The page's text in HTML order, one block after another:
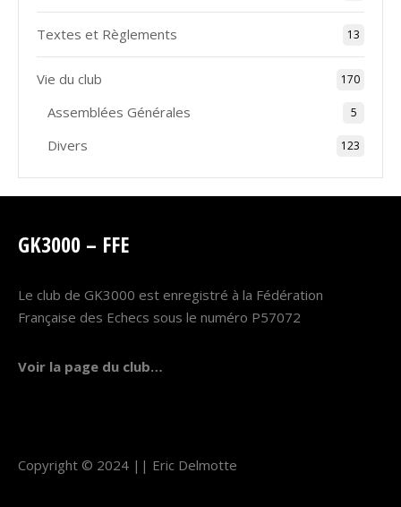
Textes et Règlements 13
Vie du club 170
Assemblées Générales 5
Divers 123
GK3000 – FFE
Le club de GK3000 est enregistré à la Fédération
Française des Echecs sous le numéro P57072
Voir la page du club…
Copyright © 2024 || Eric Delmotte